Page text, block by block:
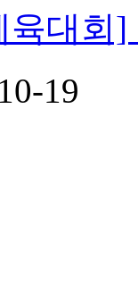
육대회]
19